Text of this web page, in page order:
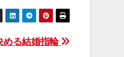
める結婚指輪